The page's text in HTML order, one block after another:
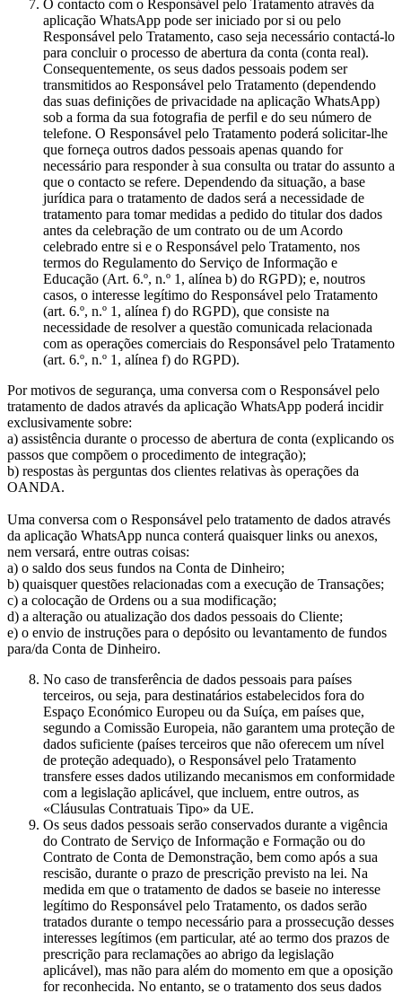
O contacto com o Responsável pelo Tratamento através da
aplicação WhatsApp pode ser iniciado por si ou pelo
Responsável pelo Tratamento, caso seja necessário contactá-lo
para concluir o processo de abertura da conta (conta real).
Consequentemente, os seus dados pessoais podem ser
transmitidos ao Responsável pelo Tratamento (dependendo
das suas definições de privacidade na aplicação WhatsApp)
sob a forma da sua fotografia de perfil e do seu número de
telefone. O Responsável pelo Tratamento poderá solicitar-lhe
que forneça outros dados pessoais apenas quando for
necessário para responder à sua consulta ou tratar do assunto a
que o contacto se refere. Dependendo da situação, a base
jurídica para o tratamento de dados será a necessidade de
tratamento para tomar medidas a pedido do titular dos dados
antes da celebração de um contrato ou de um Acordo
celebrado entre si e o Responsável pelo Tratamento, nos
termos do Regulamento do Serviço de Informação e
Educação (Art. 6.º, n.º 1, alínea b) do RGPD); e, noutros
casos, o interesse legítimo do Responsável pelo Tratamento
(art. 6.º, n.º 1, alínea f) do RGPD), que consiste na
necessidade de resolver a questão comunicada relacionada
com as operações comerciais do Responsável pelo Tratamento
(art. 6.º, n.º 1, alínea f) do RGPD).
Por motivos de segurança, uma conversa com o Responsável pelo
tratamento de dados através da aplicação WhatsApp poderá incidir
exclusivamente sobre:
a) assistência durante o processo de abertura de conta (explicando os
passos que compõem o procedimento de integração);
b) respostas às perguntas dos clientes relativas às operações da
OANDA.
Uma conversa com o Responsável pelo tratamento de dados através
da aplicação WhatsApp nunca conterá quaisquer links ou anexos,
nem versará, entre outras coisas:
a) o saldo dos seus fundos na Conta de Dinheiro;
b) quaisquer questões relacionadas com a execução de Transações;
c) a colocação de Ordens ou a sua modificação;
d) a alteração ou atualização dos dados pessoais do Cliente;
e) o envio de instruções para o depósito ou levantamento de fundos
para/da Conta de Dinheiro.
No caso de transferência de dados pessoais para países
terceiros, ou seja, para destinatários estabelecidos fora do
Espaço Económico Europeu ou da Suíça, em países que,
segundo a Comissão Europeia, não garantem uma proteção de
dados suficiente (países terceiros que não oferecem um nível
de proteção adequado), o Responsável pelo Tratamento
transfere esses dados utilizando mecanismos em conformidade
com a legislação aplicável, que incluem, entre outros, as
«Cláusulas Contratuais Tipo» da UE.
Os seus dados pessoais serão conservados durante a vigência
do Contrato de Serviço de Informação e Formação ou do
Contrato de Conta de Demonstração, bem como após a sua
rescisão, durante o prazo de prescrição previsto na lei. Na
medida em que o tratamento de dados se baseie no interesse
legítimo do Responsável pelo Tratamento, os dados serão
tratados durante o tempo necessário para a prossecução desses
interesses legítimos (em particular, até ao termo dos prazos de
prescrição para reclamações ao abrigo da legislação
aplicável), mas não para além do momento em que a oposição
for reconhecida. No entanto, se o tratamento dos seus dados